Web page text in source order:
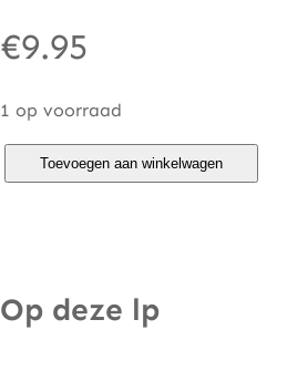
€9.95
1 op voorraad
–
Toevoegen aan winkelwagen
Op deze lp